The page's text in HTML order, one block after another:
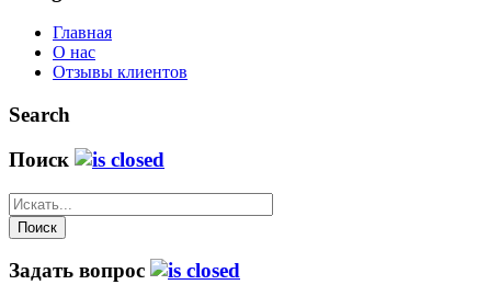
Главная
О нас
Отзывы клиентов
Search
Поиск
Задать вопрос